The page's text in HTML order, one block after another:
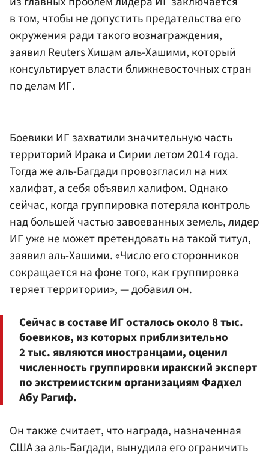
в том, чтобы не допустить предательства его
окружения ради такого вознаграждения,
заявил Reuters Хишам аль-Хашими, который
консультирует власти ближневосточных стран
по делам ИГ.
Боевики ИГ захватили значительную часть
территорий Ирака и Сирии летом 2014 года.
Тогда же аль-Багдади провозгласил на них
халифат, а себя объявил халифом. Однако
сейчас, когда группировка потеряла контроль
над большей частью завоеванных земель, лидер
ИГ уже не может претендовать на такой титул,
заявил аль-Хашими. «Число его сторонников
сокращается на фоне того, как группировка
теряет территории», — добавил он.
Сейчас в составе ИГ осталось около 8 тыс.
боевиков, из которых приблизительно
2 тыс. являются иностранцами, оценил
численность группировки иракский эксперт
по экстремистским организациям Фадхел
Абу Рагиф.
Он также считает, что награда, назначенная
США за аль-Багдади, вынудила его ограничить